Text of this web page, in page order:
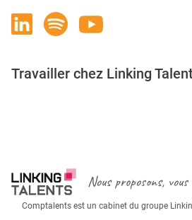
Travailler chez Linking
Nous proposons,
Comptalents est un cabinet du groupe